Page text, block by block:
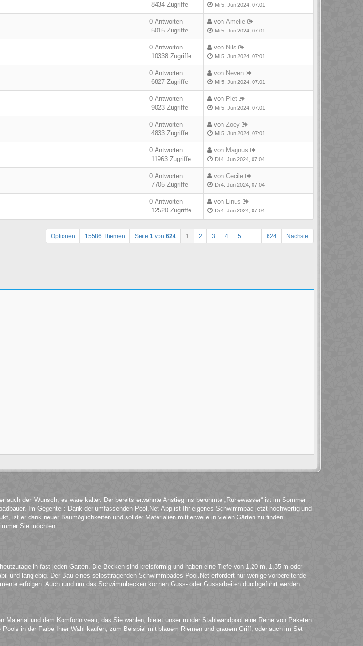
8434 Zugriffe
Mi 5. Jun 2024, 07:01
0 Antworten
5015 Zugriffe
von Amelie
Mi 5. Jun 2024, 07:01
0 Antworten
10338 Zugriffe
von Nils
Mi 5. Jun 2024, 07:01
0 Antworten
6827 Zugriffe
von Neven
Mi 5. Jun 2024, 07:01
0 Antworten
9023 Zugriffe
von Piet
Mi 5. Jun 2024, 07:01
0 Antworten
4833 Zugriffe
von Zoey
Mi 5. Jun 2024, 07:01
0 Antworten
11963 Zugriffe
von Magnus
Di 4. Jun 2024, 07:04
0 Antworten
7705 Zugriffe
von Cecile
Di 4. Jun 2024, 07:04
0 Antworten
12520 Zugriffe
von Linus
Di 4. Jun 2024, 07:04
Optionen 15586 Themen Seite 1 von 624 1 2 3 4 5 … 624 Nächste
den Wunsch, es wäre kälter. Der bereits erwähnte Anstieg ins berühmte „Ruhewasser“ ist im Sommer
Im Gegenteil: Dank der umfassenden Pool.Net-App ist Ihr eigenes Schwimmbad jetzt hochwertig und
ist er dank neuer Baumöglichkeiten und solider Materialien mittlerweile in vielen Gärten zu finden.
Sie möchten.
in fast jeden Garten. Die Becken sind kreisförmig und haben eine Tiefe von 1,20 m, 1,35 m oder
und langlebig. Der Bau eines selbsttragenden Schwimmbades Pool.Net erfordert nur wenige vorbereitende
erfolgen. Auch rund um das Schwimmbecken können Guss- oder Gussarbeiten durchgeführt werden.
und dem Komfortniveau, das Sie wählen, bietet unser runder Stahlwandpool eine Reihe von Paketen
in der Farbe Ihrer Wahl kaufen, zum Beispiel mit blauem Riemen und grauem Griff, oder auch im Set